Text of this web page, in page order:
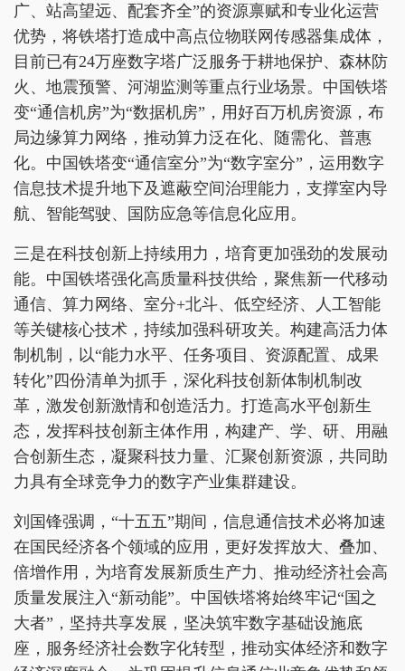
广、站高望远、配套齐全”的资源禀赋和专业化运营
优势，将铁塔打造成中高点位物联网传感器集成体，
目前已有24万座数字塔广泛服务于耕地保护、森林防
火、地震预警、河湖监测等重点行业场景。中国铁塔
变“通信机房”为“数据机房”，用好百万机房资源，布
局边缘算力网络，推动算力泛在化、随需化、普惠
化。中国铁塔变“通信室分”为“数字室分”，运用数字
信息技术提升地下及遮蔽空间治理能力，支撑室内导
航、智能驾驶、国防应急等信息化应用。
三是在科技创新上持续用力，培育更加强劲的发展动
能。中国铁塔强化高质量科技供给，聚焦新一代移动
通信、算力网络、室分+北斗、低空经济、人工智能
等关键核心技术，持续加强科研攻关。构建高活力体
制机制，以“能力水平、任务项目、资源配置、成果
转化”四份清单为抓手，深化科技创新体制机制改
革，激发创新激情和创造活力。打造高水平创新生
态，发挥科技创新主体作用，构建产、学、研、用融
合创新生态，凝聚科技力量、汇聚创新资源，共同助
力具有全球竞争力的数字产业集群建设。
刘国锋强调，“十五五”期间，信息通信技术必将加速
在国民经济各个领域的应用，更好发挥放大、叠加、
倍增作用，为培育发展新质生产力、推动经济社会高
质量发展注入“新动能”。中国铁塔将始终牢记“国之
大者”，坚持共享发展，坚决筑牢数字基础设施底
座，服务经济社会数字化转型，推动实体经济和数字